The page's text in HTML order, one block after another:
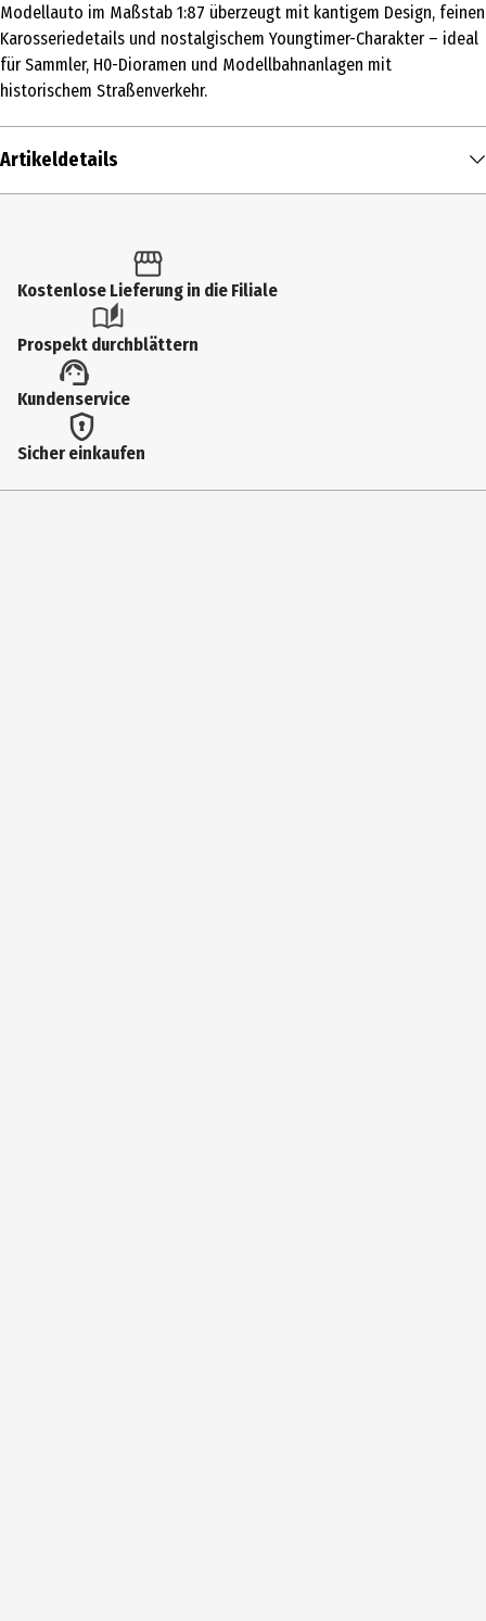
Modellauto im Maßstab 1:87 überzeugt mit kantigem Design, feinen
Karosseriedetails und nostalgischem Youngtimer-Charakter – ideal
für Sammler, H0-Dioramen und Modellbahnanlagen mit
historischem Straßenverkehr.
Artikeldetails
Produkttyp
Altersempfehlung ab
8 Jahre
Altersempfehlung bis
Kostenlose Lieferung in die Filiale
Prospekt durchblättern
Kundenservice
Sicher einkaufen